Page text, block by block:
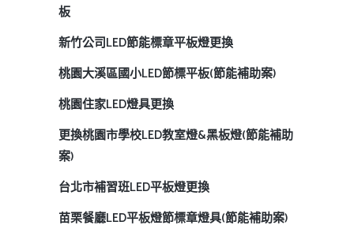
板
新竹公司LED節能標章平板燈更換
桃園大溪區國小LED節標平板(節能補助案)
桃園住家LED燈具更換
更換桃園市學校LED教室燈&黑板燈(節能補助
案)
台北市補習班LED平板燈更換
苗栗餐廳LED平板燈節標章燈具(節能補助案)